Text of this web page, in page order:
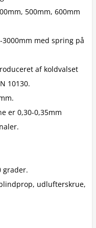
500mm, 600mm
med spring på
af koldvalset
10130.
er 0,30-0,35mm
grader.
udlufterskrue,